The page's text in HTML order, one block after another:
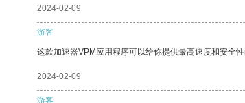
2024-02-09
游客
这款加速器VPM应用程序可以给你提供最高速度和安全
2024-02-09
游客